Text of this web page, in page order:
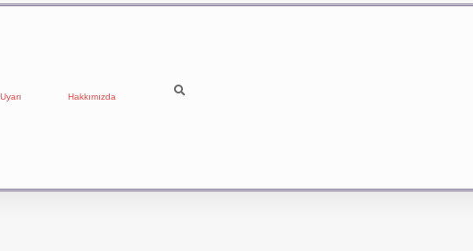
Hakkımızda